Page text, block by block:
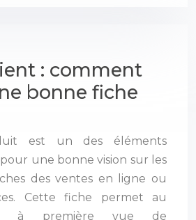
: comment
bonne fiche
est un des éléments
une bonne vision sur les
des ventes en ligne ou
Cette fiche permet au
à première vue de